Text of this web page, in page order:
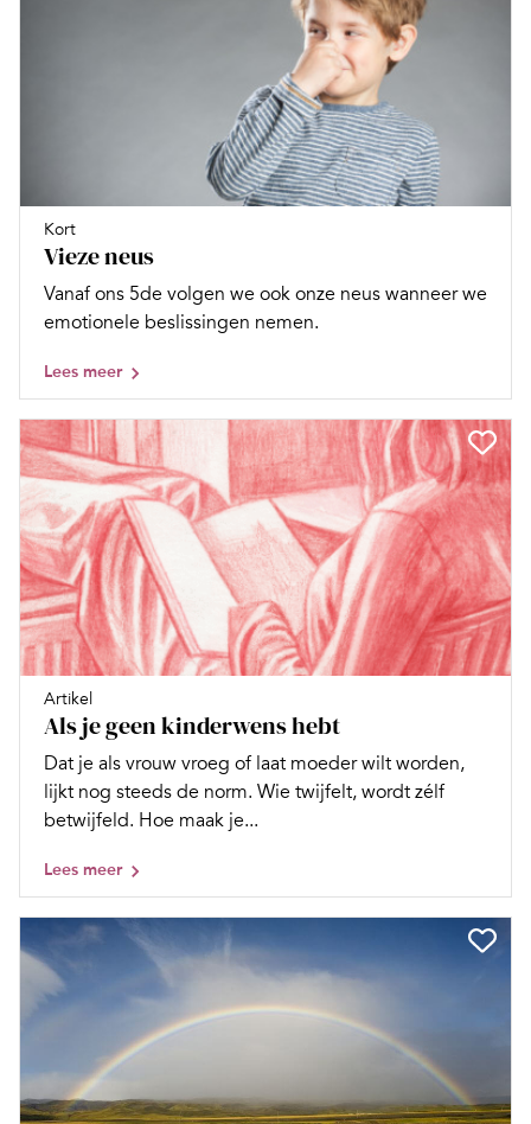
Kort
Vieze neus
Vanaf ons 5de volgen we ook onze neus wanneer we
emotionele beslissingen nemen.
Lees meer
Artikel
Als je geen kinderwens hebt
Dat je als vrouw vroeg of laat moeder wilt worden,
lijkt nog steeds de norm. Wie twijfelt, wordt zélf
betwijfeld. Hoe maak je...
Lees meer